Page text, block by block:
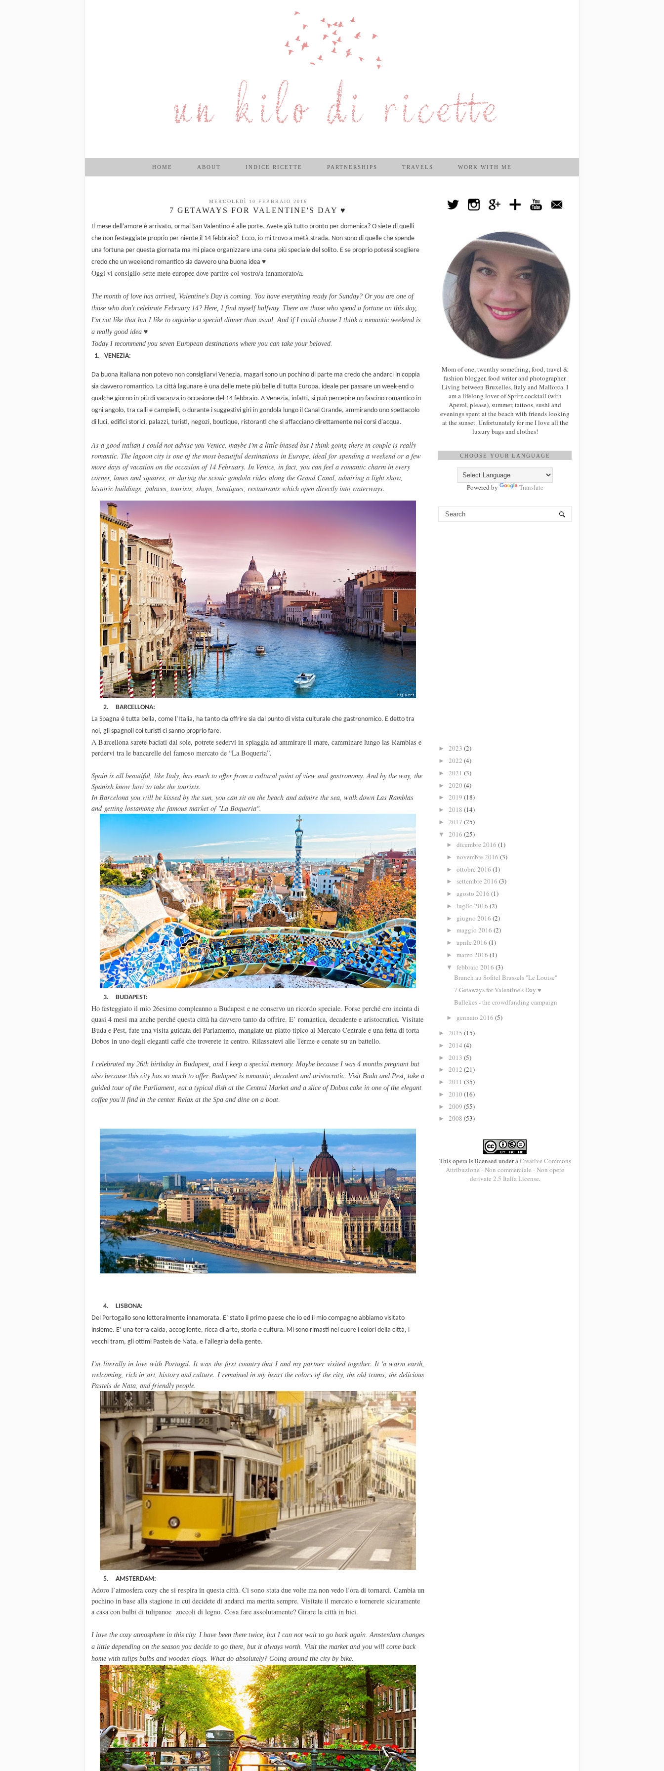
HOME ABOUT INDICE RICETTE PARTNERSHIPS TRAVELS WORK WITH ME
MERCOLEDÌ 10 FEBBRAIO 2016
7 GETAWAYS FOR VALENTINE'S DAY ♥
Il mese dell’amore é arrivato, ormai San Valentino é alle porte. Avete già tutto pronto per domenica? O siete di quelli
che non festeggiate proprio per niente il 14 febbraio? Ecco, io mi trovo a metà strada. Non sono di quelle che spende
una fortuna per questa giornata ma mi piace organizzare una cena più speciale del solito. E se proprio potessi scegliere
credo che un weekend romantico sia davvero una buona idea ♥
Oggi vi consiglio sette mete europee dove partire col vostro/a innamorato/a.
The month of love has arrived, Valentine's Day is coming. You have everything ready for Sunday? Or you are one of
those who don't celebrate February 14? Here, I find myself halfway. There are those who spend a fortune on this day,
I'm not like that but I like to organize a special dinner than usual.And if I could choose I think a romantic weekend is
a really good idea ♥
Today I recommend you seven European destinations where you can take yourbeloved.
1. VENEZIA:
Da buona italiana non potevo non consigliarvi Venezia, magari sono un pochino di parte ma credo che andarci in coppia
sia davvero romantico. La città lagunare è una delle mete più belle di tutta Europa, ideale per passare un week-end o
qualche giorno in più di vacanza in occasione del 14 febbraio. A Venezia, infatti, si può percepire un fascino romantico in
ogni angolo, tra calli e campielli, o durante i suggestivi giri in gondola lungo il Canal Grande, ammirando uno spettacolo
di luci, edifici storici, palazzi, turisti, negozi, boutique, ristoranti che si affacciano direttamente nei corsi d'acqua.
As a good italian I could not advise you Venice, maybe I'm a little biased but I think going there in couple is really
romantic. The lagoon city is one of the most beautiful destinations in Europe ideal for spending a weekend or a few
more days of vacation on the occasion of 14 February. In Venice , in fact, you can feel a romantic charm in every
corner, lanes and squares or during the scenic gondola rides along the Grand Canal admiring a light show,
historic buildings palaces tourists shops boutiques restaurants which open directly into waterways.
2.
BARCELLONA:
La Spagna é tutta bella, come l’Italia, ha tanto da offrire sia dal punto di vista culturale che gastronomico. E detto tra
noi, gli spagnoli coi turisti ci sanno proprio fare.
A Barcellona sarete baciati dal sole, potrete sedervi in spiaggia ad ammirare il mare, camminare lungo las Ramblas e
perdervi tra le bancarelle del famoso mercato de “La Boqueria”.
Spain is all beautiful, like Italy, has much to offer from a cultural point of view and gastronomy.And by the way, the
Spanish know how to take the tourists.
In Barcelona you will be kissed by the sun, you can sit on the beach andadmire the sea, walk down Las Ramblas
andgetting lostamong the famous market of "La Boqueria".
3. BUDAPEST:
Ho festeggiato il mio 26esimo compleanno a Budapest e ne conservo un ricordo speciale. Forse perché ero incinta di
quasi 4 mesi ma anche perché questa città ha davvero tanto da offrire. E’ romantica, decadente e aristocratica. Visitate
Buda e Pest, fate una visita guidata del Parlamento, mangiate un piatto tipico al Mercato Centrale e una fetta di torta
Dobos in uno degli eleganti caffé che troverete in centro. Rilassatevi alle Terme e cenate su un battello.
I celebrated my 26th birthday in Budapest , and I keep a special memory. Maybe because I was 4 months pregnant but
also because this city has so much to offer. Budapest is romantic, decadent and aristocratic Visit Buda and Pest , take a
guided tour of the Parliament , eat a typical dish at the Central Market and a slice of Dobos cake in one of the elegant
coffee you'll find in the center. Relax at the Spa and dine on a boat
4.
LISBONA:
Del Portogallo sono letteralmente innamorata. E’ stato il primo paese che io ed il mio compagno abbiamo visitato
insieme. E’ una terra calda, accogliente, ricca di arte, storia e cultura. Mi sono rimasti nel cuore i colori della città, i
vecchi tram, gli ottimi Pasteis de Nata, e l’allegria della gente.
I'm literally in love with Portugal. It was the first countrythat I and my partner visited together. It 'awarm earth,
welcoming,rich in art, history and culture. I remained in my heart the colors of the city,the old trams, the delicious
Pasteis de Nata, and friendly people.
5. AMSTERDAM:
Adoro l’atmosfera cozy che si respira in questa città. Ci sono stata due volte ma non vedo l’ora di tornarci. Cambia un
pochino in base alla stagione in cui decidete di andarci ma merita sempre. Visitate il mercato e tornerete sicuramente
a casa con bulbi di tulipanoe zoccoli di legno. Cosa fare assolutamente? Girare la città in bici.
I love the cozy atmosphere in this city. I have been there twice , but I can not wait to go back again. Amsterdam changes
a little depending on the season you decide to go there , but it always worth Visit the market and you will come back
home with tulips bulbs and wooden clogs What do absolutely? Going around the city by bike
Mom of one, twenthy something, food, travel &
fashion blogger, food writer and photographer.
Living between Bruxelles, Italy and Mallorca. I
am a lifelong lover of Spritz cocktail (with
Aperol, please), summer, tattoos, sushi and
evenings spent at the beach with friends looking
at the sunset. Unfortunately for me I love all the
luxury bags and clothes!
CHOOSE YOUR LANGUAGE
Powered by Translate
► 2023 (2)
► 2022 (4)
► 2021 (3)
► 2020 (4)
► 2019 (18)
► 2018 (14)
► 2017 (25)
▼ 2016 (25)
► dicembre 2016 (1)
► novembre 2016 (3)
► ottobre 2016 (1)
► settembre 2016 (3)
► agosto 2016 (1)
► luglio 2016 (2)
► giugno 2016 (2)
► maggio 2016 (2)
► aprile 2016 (1)
► marzo 2016 (1)
▼ febbraio 2016 (3)
Brunch au Sofitel Brussels "Le Louise"
7 Getaways for Valentine's Day ♥
Ballekes - the crowdfunding campaign
► gennaio 2016 (5)
► 2015 (15)
► 2014 (4)
► 2013 (5)
► 2012 (21)
► 2011 (35)
► 2010 (16)
► 2009 (55)
► 2008 (53)
This opera is licensed under a Creative Commons
Attribuzione - Non commerciale - Non opere
derivate 2.5 Italia License.